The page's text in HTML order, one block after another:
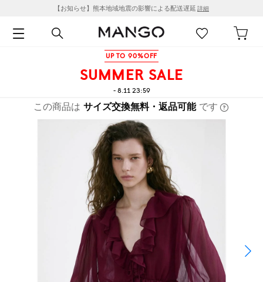
【お知らせ】熊本地域地震の影響による配送遅延 詳細
UP TO 90%OFF
SUMMER SALE
- 8.11 23:59
この商品は サイズ交換無料・返品可能 です